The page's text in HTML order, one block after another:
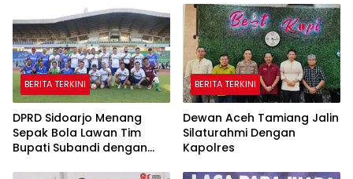
Dibentuk Sejak Dini
untuk Warga
BERITA TERKINI
DPRD Sidoarjo Menang
Sepak Bola Lawan Tim
Bupati Subandi dengan
BERITA TERKINI
Dewan Aceh Tamiang Jalin
Silaturahmi Dengan
Kapolres